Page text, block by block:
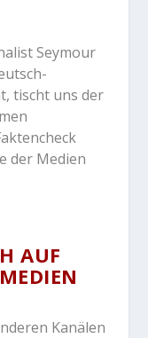
Seymour
tischt uns der
der Medien
AUF
Kanälen